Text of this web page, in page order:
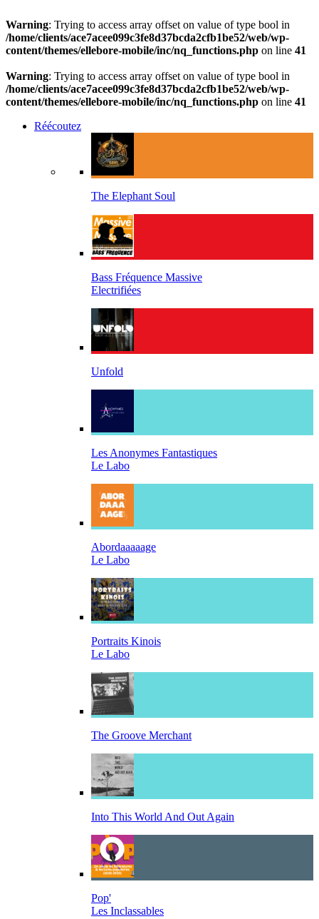
Warning: Trying to access array offset on value of type bool in
/home/clients/ace7acee099c3fe8d37bcda2cfb1be52/web/wp-
content/themes/ellebore-mobile/inc/nq_functions.php on line 41
Warning: Trying to access array offset on value of type bool in
/home/clients/ace7acee099c3fe8d37bcda2cfb1be52/web/wp-
content/themes/ellebore-mobile/inc/nq_functions.php on line 41
Réécoutez
The Elephant Soul
Bass Fréquence Massive
Electrifiées
Unfold
Les Anonymes Fantastiques
Le Labo
Abordaaaaage
Le Labo
Portraits Kinois
Le Labo
The Groove Merchant
Into This World And Out Again
Pop'
Les Inclassables